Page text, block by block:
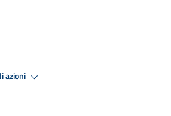
azioni